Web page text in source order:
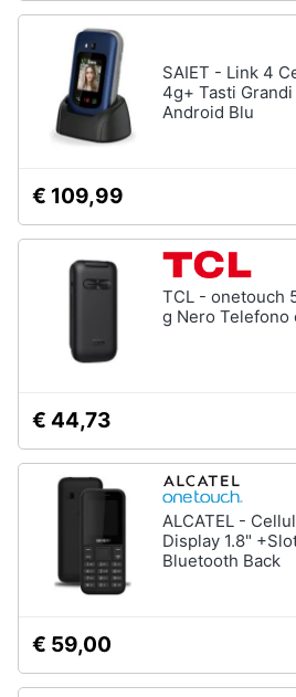
SAIET - Link 4
4g+ Tasti
Android Blu
€ 109,99
TCL - onetouch
g Nero Telefono
€ 44,73
ALCATEL -
Display 1.8"
Bluetooth Back
€ 59,00